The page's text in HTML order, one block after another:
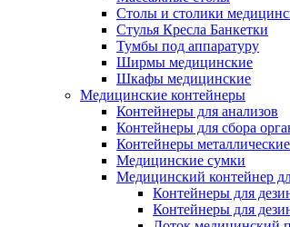
Столы и столики
Стулья Кресла Банкетки
Тумбы под аппаратуру
Ширмы медицинские
Шкафы медицинские
Медицинские контейнеры
Контейнеры для анализов
Контейнеры для сбора
Контейнеры
Медицинские сумки
Медицинский контейнер
Контейнеры для
Контейнеры для